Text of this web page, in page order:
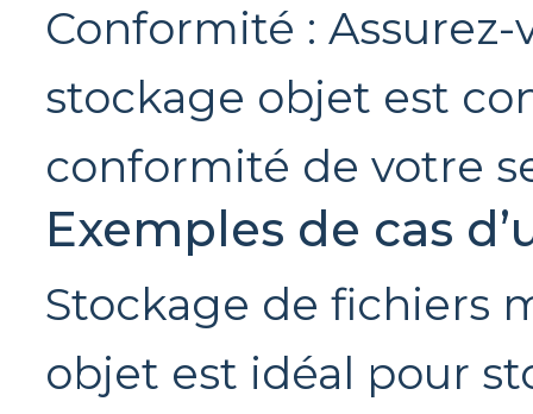
Conformité :
stockage objet est
conformité de votre
Exemples de cas
Stockage de fichiers
objet est idéal pour